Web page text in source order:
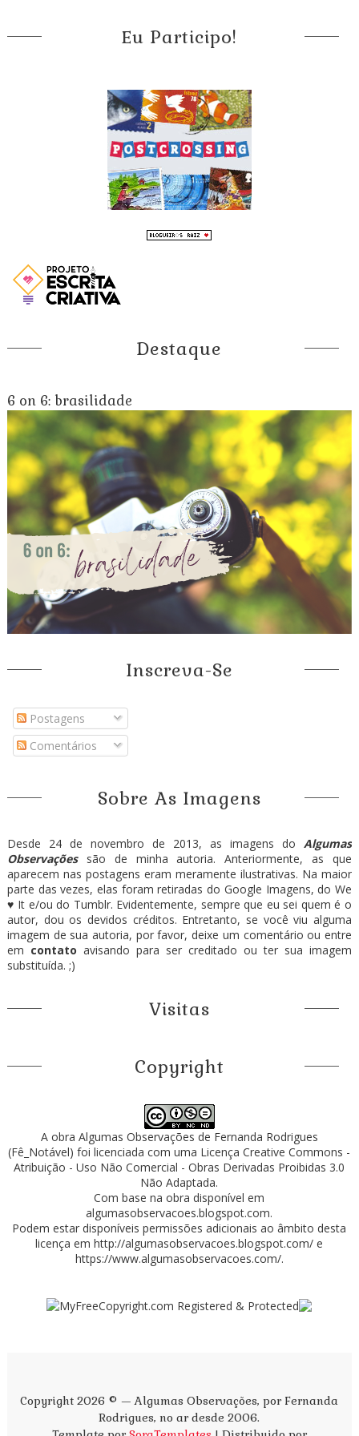
Eu Participo!
Destaque
6 on 6: brasilidade
Inscreva-Se
Postagens
Comentários
Sobre As Imagens
Desde 24 de novembro de 2013, as imagens doAlgumas
Observaçõessão de minha autoria. Anteriormente, as que
aparecem nas postagens eram meramente ilustrativas. Na maior
parte das vezes, elas foram retiradas do Google Imagens, do We
♥ It e/ou do Tumblr. Evidentemente, sempre que eu sei quem é o
autor, dou os devidos créditos. Entretanto, se você viu alguma
imagem de sua autoria, por favor, deixe um comentário ou entre
em contato avisando para ser creditado ou ter sua imagem
substituída. ;)
Visitas
Copyright
A obra Algumas Observações de Fernanda Rodrigues
(Fê_Notável) foi licenciada com uma LicençaCreative Commons -
Atribuição - Uso Não Comercial - Obras Derivadas Proibidas 3.0
Não Adaptada.
Com base na obra disponível em
algumasobservacoes.blogspot.com.
Podem estar disponíveis permissões adicionais ao âmbito desta
licença emhttp://algumasobservacoes.blogspot.com/ e
https://www.algumasobservacoes.com/.
Copyright 2026 © — Algumas Observações, por Fernanda
Rodrigues, no ar desde 2006.